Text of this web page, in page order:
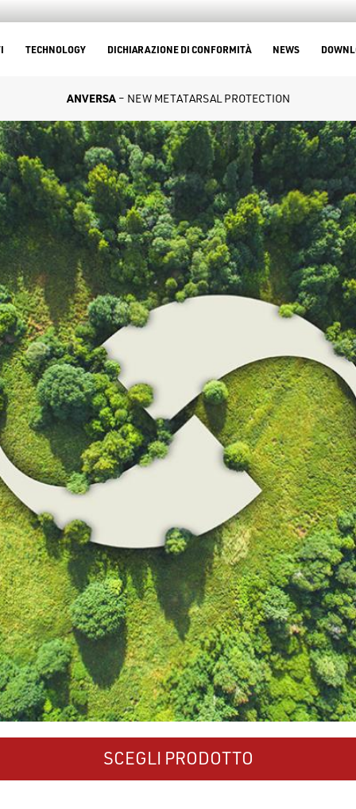
TECHNOLOGY DICHIARAZIONE DI CONFORMITÀ NEWS
ANVERSA – NEW METATARSAL PROTECTION
SCEGLI PRODOTTO